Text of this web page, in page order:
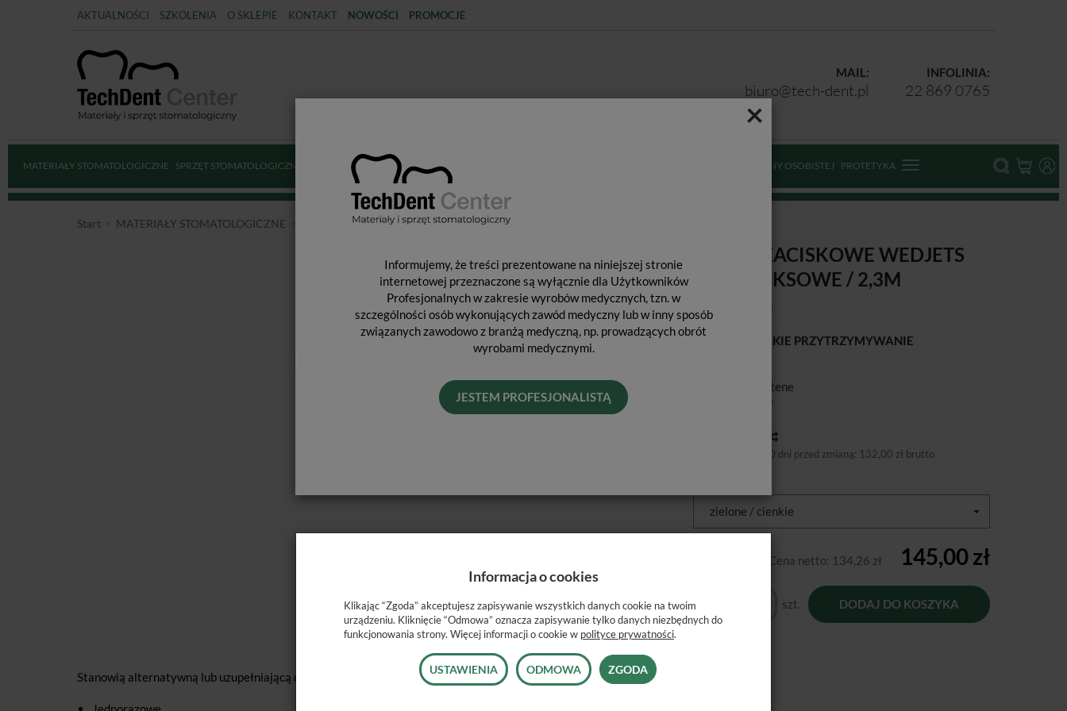
×
Informujemy, że treści prezentowane na niniejszej stronie
internetowej przeznaczone są wyłącznie dla Użytkowników
Profesjonalnych w zakresie wyrobów medycznych, tzn. w
szczególności osób wykonujących zawód medyczny lub w inny sposób
związanych zawodowo z branżą medyczną, np. prowadzących obrót
wyrobami medycznymi.
JESTEM PROFESJONALISTĄ
AKTUALNOŚCI SZKOLENIA O SKLEPIE KONTAKT NOWOŚCI PROMOCJE
INFOLINIA:
22 869 0765
MAIL:
biuro@tech-dent.pl
MATERIAŁY STOMATOLOGICZNE SPRZĘT STOMATOLOGICZNY DEZYNFEKCJA STERYLIZACJA ŚRODKI OCHRONY OSOBISTEJ PROTETYKA
Start MATERIAŁY STOMATOLOGICZNE KOFERDAM Gumki zaciskowe WEDJETS bezlateksowe / 2,3m
GUMKI ZACISKOWE WEDJETS
BEZLATEKSOWE / 2,3M
ŁATWE I SZYBKIE PRZYTRZYMYWANIE
Coltene
Najniższa cena 30 dni przed zmianą: 132,00 zł brutto
zielone / cienkie
Cena netto: 134,26 zł 145,00 zł
szt. DODAJ DO KOSZYKA
Stanowią alternatywną lub uzupełniającą do klamer metodę utrzymania koferdamu.
Informacja o cookies
Klikając “Zgoda” akceptujesz zapisywanie wszystkich danych cookie na twoim
urządzeniu. Kliknięcie “Odmowa” oznacza zapisywanie tylko danych niezbędnych do
funkcjonowania strony. Więcej informacji o cookie w polityce prywatności.
USTAWIENIA ODMOWA ZGODA